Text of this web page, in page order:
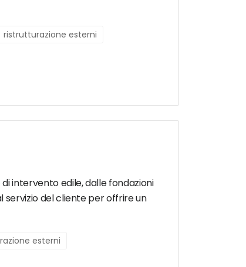
ristrutturazione esterni
intervento edile, dalle fondazioni
del cliente per offrire un
esterni